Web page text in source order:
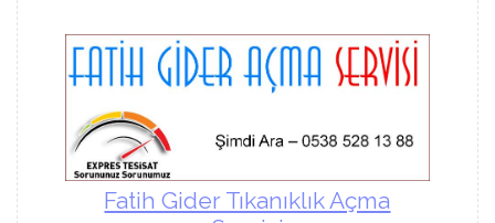
Fatih Gider Tıkanıklık Açma